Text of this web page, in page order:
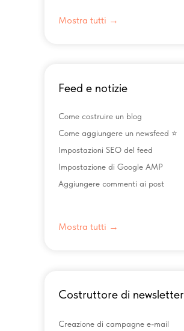
Mostra tutti →
Feed e notizie
Come costruire un blog
Come aggiungere un newsfeed ⭐️
Impostazioni SEO del feed
Impostazione di Google AMP
Aggiungere commenti ai post
Mostra tutti →
Costruttore di newsletter
Creazione di campagne e-mail